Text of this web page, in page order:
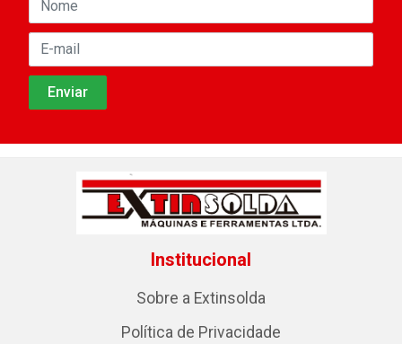
Institucional
Sobre a Extinsolda
Política de Privacidade